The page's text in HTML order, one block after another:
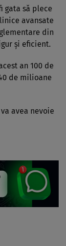
gata să plece
avansate
din
şi eficient.
an 100 de
de milioane
avea nevoie